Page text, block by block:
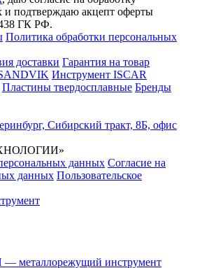
и подтверждаю акцепт оферты
438 ГК РФ.
Политика обработки персональных
доставки Гарантия на товар
Инструмент ISCAR
Пластины твердосплавные Бренды
Сибирский тракт, 8Б, офис
данных Согласие на
данных Пользовательское